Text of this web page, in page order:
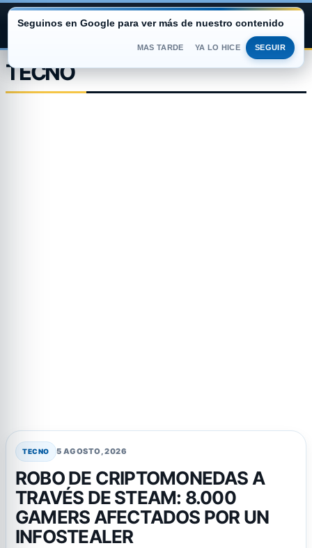
contenido
ARGENTINA PORTAL
TECNO
TECNO 5 AGOSTO, 2026
ROBO DE CRIPTOMONEDAS A
TRAVÉS DE STEAM: 8.000
GAMERS AFECTADOS POR UN
INFOSTEALER
Seguinos en Google para ver más de nuestro contenido
MAS TARDE YA LO HICE SEGUIR